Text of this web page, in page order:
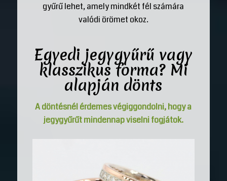
gyűrű lehet, amely mindkét fél számára
valódi örömet okoz.
Egyedi jegygyűrű vagy
klasszikus forma? Mi
alapján dönts
A döntésnél érdemes végiggondolni, hogy a
jegygyűrűt mindennap viselni fogjátok.